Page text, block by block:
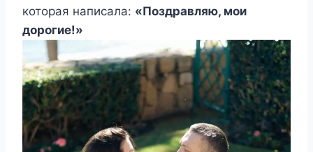
которая написала: «Поздравляю, мои
дорогие!»